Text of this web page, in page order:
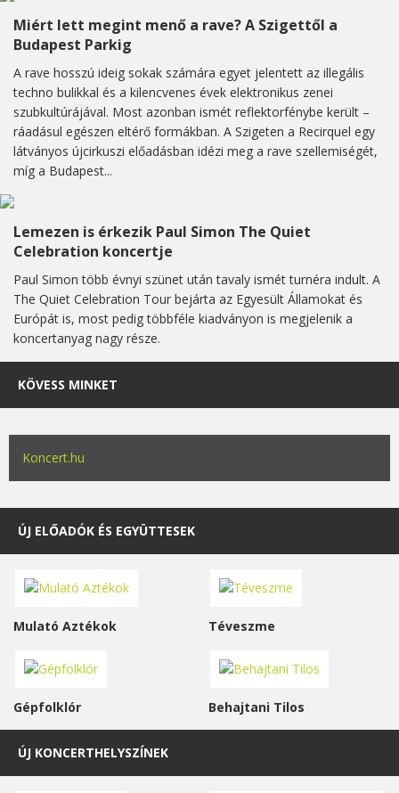
Miért lett megint menő a rave? A Szigettől a
Budapest Parkig
A rave hosszú ideig sokak számára egyet jelentett az illegális
techno bulikkal és a kilencvenes évek elektronikus zenei
szubkultúrájával. Most azonban ismét reflektorfénybe került –
ráadásul egészen eltérő formákban. A Szigeten a Recirquel egy
látványos újcirkuszi előadásban idézi meg a rave szellemiségét,
míg a Budapest...
Lemezen is érkezik Paul Simon The Quiet
Celebration koncertje
Paul Simon több évnyi szünet után tavaly ismét turnéra indult. A
The Quiet Celebration Tour bejárta az Egyesült Államokat és
Európát is, most pedig többféle kiadványon is megjelenik a
koncertanyag nagy része.
KÖVESS MINKET
Koncert.hu
ÚJ ELŐADÓK ÉS EGYÜTTESEK
Mulató Aztékok Téveszme
Gépfolklór Behajtani Tilos
ÚJ KONCERTHELYSZÍNEK